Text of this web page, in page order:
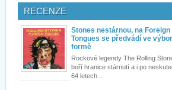
RECENZE
Stones nestárnou, na Foreign
Tongues se předvádí ve
formě
Rockové legendy The Rolling
boří hranice stárnutí a i po
64 letech...